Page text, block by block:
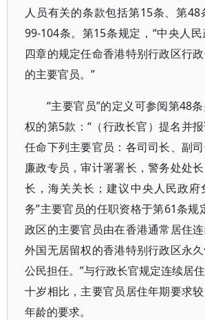
人员有关的条款包括第15条、第48
99-104条。第15条规定，“中央人
四章的规定任命香港特别行政区行
的主要官员。”
“主要官员”的定义可参阅第48
权的第5款：“（行政长官）提名并
任命下列主要官员：各司司长、副司
廉政专员，审计署署长，警务处处
长，海关关长；建议中央人民政府
务”主要官员的任职资格于第61条规
政区的主要官员由在香港通常居住
外国无居留权的香港特别行政区永
公民担任。”与行政长官规定连续居
十岁相比，主要官员居住年期要求
年龄的要求。